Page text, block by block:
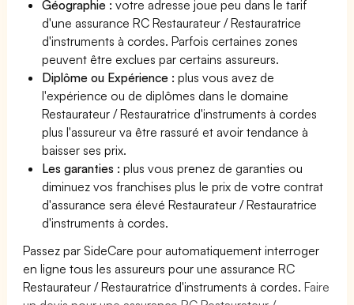
Géographie :votre adresse joue peu dans le tarif
d'une assurance RC Restaurateur / Restauratrice
d'instruments à cordes. Parfois certaines zones
peuvent être exclues par certains assureurs.
Diplôme ou Expérience :plus vous avez de
l'expérience ou de diplômes dans le domaine
Restaurateur / Restauratrice d'instruments à cordes
plus l'assureur va être rassuré et avoir tendance à
baisser ses prix.
Les garanties :plus vous prenez de garanties ou
diminuez vos franchises plus le prix de votre contrat
d'assurance sera élevé Restaurateur / Restauratrice
d'instruments à cordes.
Passez par SideCare pour automatiquement interroger
en ligne tous les assureurs pour une assurance RC
Restaurateur / Restauratrice d'instruments à cordes.Faire